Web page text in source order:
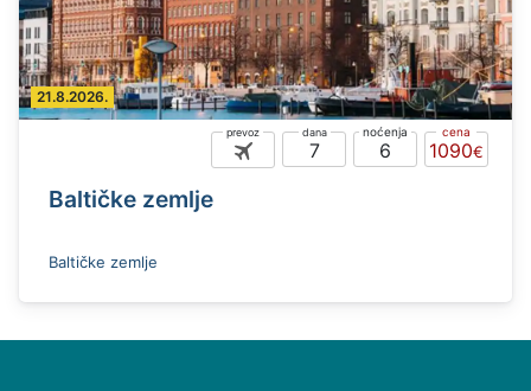
21.8.2026.
7 6 1090
Baltičke zemlje
Baltičke zemlje